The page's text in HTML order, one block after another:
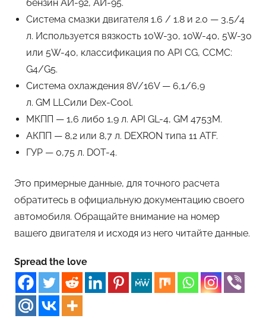
бензин АИ-92, АИ-95.
Система смазки двигателя 1.6 / 1.8 и 2.0 — 3,5/4
л. Используется вязкость 10W-30, 10W-40, 5W-30
или 5W-40, классификация по API CG, ССМС:
G4/G5.
Система охлаждения 8V/16V — 6,1/6,9
л. GM LLCили Dex-Cool.
МКПП — 1,6 либо 1,9 л. API GL-4, GM 4753M.
АКПП — 8,2 или 8,7 л. DEXRON типа 11 ATF.
ГУР — 0,75 л. DOT-4.
Это примерные данные, для точного расчета
обратитесь в официальную документацию своего
автомобиля. Обращайте внимание на номер
вашего двигателя и исходя из него читайте данные.
Spread the love